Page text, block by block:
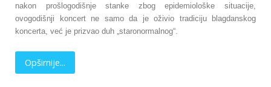
nakon prošlogodišnje stanke zbog epidemiološke situacije,
ovogodišnji koncert ne samo da je oživio tradiciju blagdanskog
koncerta, već je prizvao duh „staronormalnog“.
Opširnije...